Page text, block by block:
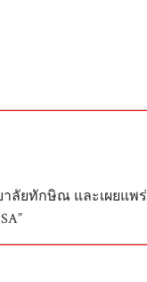
ลัยทักษิณ และเผยแพร่